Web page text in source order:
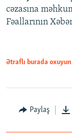
cəzasına
Fəallarının
Ətraflı burada oxuyun
Paylaş